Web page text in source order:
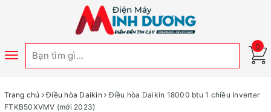
Toggle
0
Trang chủ Điều hòa Daikin
Điều hòa Daikin 18000 btu 1 chiều Inverter
FTKB50XVMV (mới 2023)